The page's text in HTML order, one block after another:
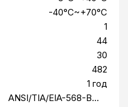
и типом
оптических,
разъёмов,
– наборные
крепления
и т.д.) и другим
-40°C~+70°C
1
44
30
482
1 год
ANSI/TIA/EIA-568-B.2